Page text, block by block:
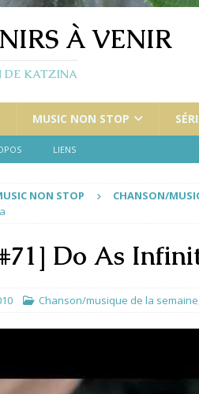
À VENIR
DE KATZINA
MUSIC NON STOP
LIENS
NON STOP CHANSON/
Do As
Chanson/musique de la semaine